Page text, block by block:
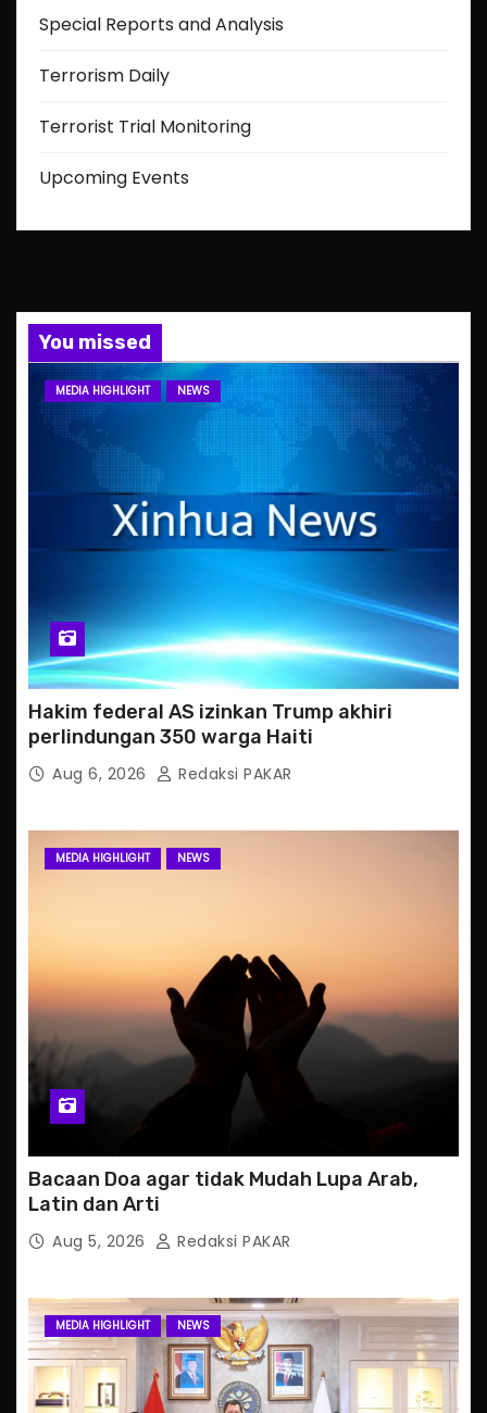
Special Reports and Analysis
Terrorism Daily
Terrorist Trial Monitoring
Upcoming Events
You missed
MEDIA HIGHLIGHT NEWS
Hakim federal AS izinkan Trump akhiri
perlindungan 350 warga Haiti
Aug 6, 2026 Redaksi PAKAR
MEDIA HIGHLIGHT NEWS
Bacaan Doa agar tidak Mudah Lupa Arab,
Latin dan Arti
Aug 5, 2026 Redaksi PAKAR
MEDIA HIGHLIGHT NEWS